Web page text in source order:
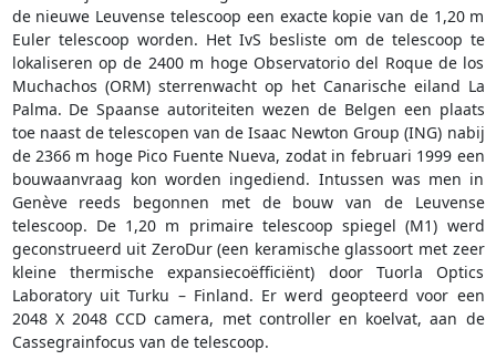
de nieuwe Leuvense telescoop een exacte kopie van de 1,20 m
Euler telescoop worden. Het IvS besliste om de telescoop te
lokaliseren op de 2400 m hoge Observatorio del Roque de los
Muchachos (ORM) sterrenwacht op het Canarische eiland La
Palma. De Spaanse autoriteiten wezen de Belgen een plaats
toe naast de telescopen van de Isaac Newton Group (ING) nabij
de 2366 m hoge Pico Fuente Nueva, zodat in februari 1999 een
bouwaanvraag kon worden ingediend. Intussen was men in
Genève reeds begonnen met de bouw van de Leuvense
telescoop. De 1,20 m primaire telescoop spiegel (M1) werd
geconstrueerd uit ZeroDur (een keramische glassoort met zeer
kleine thermische expansiecoëfficiënt) door Tuorla Optics
Laboratory uit Turku – Finland. Er werd geopteerd voor een
2048 X 2048 CCD camera, met controller en koelvat, aan de
Cassegrainfocus van de telescoop.